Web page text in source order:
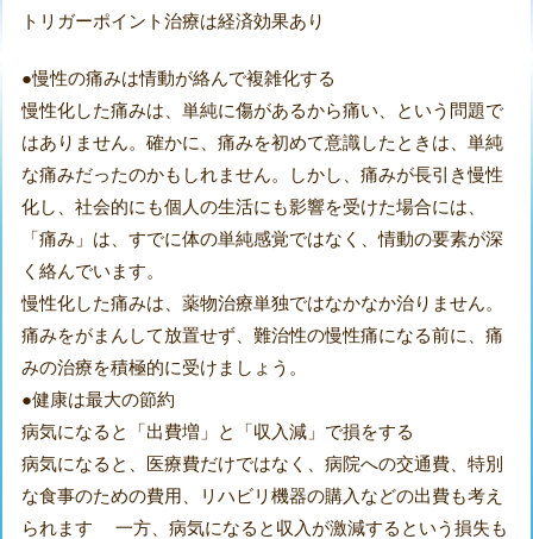
トリガーポイント治療は経済効果あり
●慢性の痛みは情動が絡んで複雑化する
慢性化した痛みは、単純に傷があるから痛い、という問題で
はありません。確かに、痛みを初めて意識したときは、単純
な痛みだったのかもしれません。しかし、痛みが長引き慢性
化し、社会的にも個人の生活にも影響を受けた場合には、
「痛み」は、すでに体の単純感覚ではなく、情動の要素が深
く絡んでいます。
慢性化した痛みは、薬物治療単独ではなかなか治りません。
痛みをがまんして放置せず、難治性の慢性痛になる前に、痛
みの治療を積極的に受けましょう。
●健康は最大の節約
病気になると「出費増」と「収入減」で損をする
病気になると、医療費だけではなく、病院への交通費、特別
な食事のための費用、リハビリ機器の購入などの出費も考え
られます 一方、病気になると収入が激減するという損失も